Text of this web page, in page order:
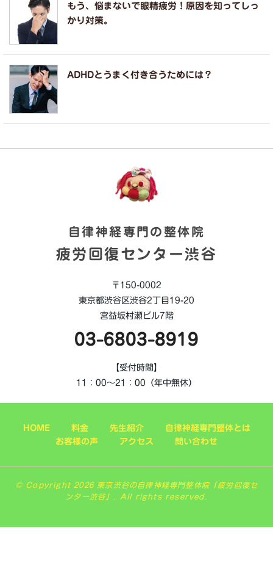
もう、悩まないで眼精疲労！原因を知ってしっ
かり対策。
ADHDとうまく付き合うためには？
自律神経専門の整体院
疲労回復センター渋谷
〒150-0002
東京都渋谷区渋谷2丁目19-20
宮益坂村瀬ビル7階
03-6803-8919
【受付時間】
11：00～21：00（年中無休）
HOME 料金 先生紹介
自律神経専門整体とは
お客様の声
アクセス 問い合わせ
© Copyright 2026 東京渋谷の自律神経専門整体院「疲労回復セ
ンター渋谷」. All rights reserved.